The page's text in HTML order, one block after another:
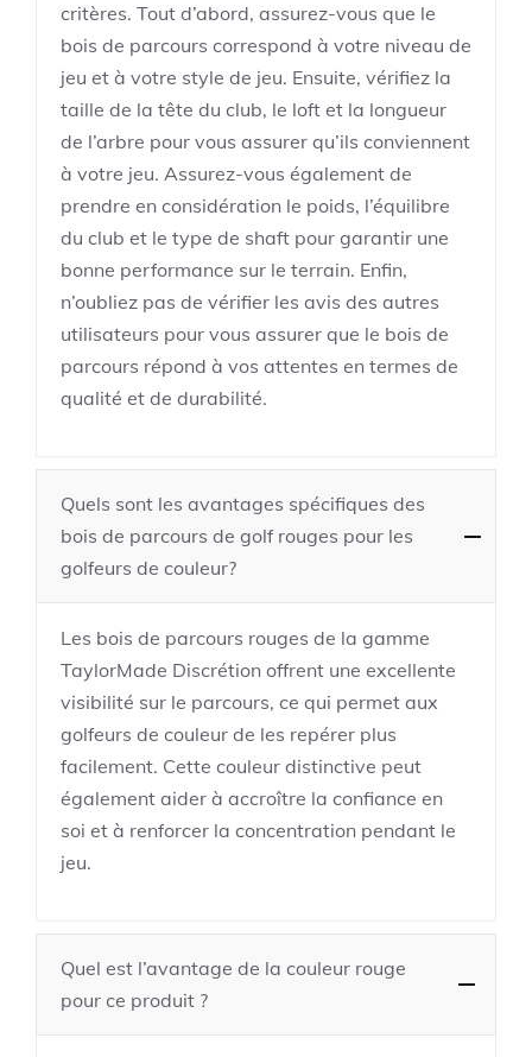
critères. Tout d’abord, assurez-vous que le
bois de parcours correspond à votre niveau de
jeu et à votre style de jeu. Ensuite, vérifiez la
taille de la tête du club, le loft et la longueur
de l’arbre pour vous assurer qu’ils conviennent
à votre jeu. Assurez-vous également de
prendre en considération le poids, l’équilibre
du club et le type de shaft pour garantir une
bonne performance sur le terrain. Enfin,
n’oubliez pas de vérifier les avis des autres
utilisateurs pour vous assurer que le bois de
parcours répond à vos attentes en termes de
qualité et de durabilité.
Quels sont les avantages spécifiques des
bois de parcours de golf rouges pour les
golfeurs de couleur?
Les bois de parcours rouges de la gamme
TaylorMade Discrétion offrent une excellente
visibilité sur le parcours, ce qui permet aux
golfeurs de couleur de les repérer plus
facilement. Cette couleur distinctive peut
également aider à accroître la confiance en
soi et à renforcer la concentration pendant le
jeu.
Quel est l’avantage de la couleur rouge
pour ce produit ?